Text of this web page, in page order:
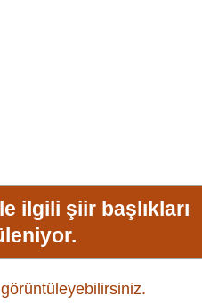
ilgili şiir başlıkları
görüntüleyebilirsiniz.